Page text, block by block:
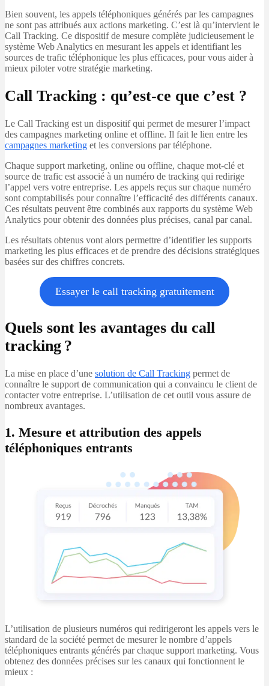
Bien souvent, les appels téléphoniques générés par les campagnes
ne sont pas attribués aux actions marketing. C’est là qu’intervient le
Call Tracking. Ce dispositif de mesure complète judicieusement le
système Web Analytics en mesurant les appels et identifiant les
sources de trafic téléphonique les plus efficaces, pour vous aider à
mieux piloter votre stratégie marketing.
Call Tracking : qu’est-ce que c’est ?
Le Call Tracking est un dispositif qui permet de mesurer l’impact
des campagnes marketing online et offline. Il fait le lien entre les
campagnes marketing et les conversions par téléphone.
Chaque support marketing, online ou offline, chaque mot-clé et
source de trafic est associé à un numéro de tracking qui redirige
l’appel vers votre entreprise. Les appels reçus sur chaque numéro
sont comptabilisés pour connaître l’efficacité des différents canaux.
Ces résultats peuvent être combinés aux rapports du système Web
Analytics pour obtenir des données plus précises, canal par canal.
Les résultats obtenus vont alors permettre d’identifier les supports
marketing les plus efficaces et de prendre des décisions stratégiques
basées sur des chiffres concrets.
Essayer le call tracking gratuitement
Quels sont les avantages du call
tracking ?
La mise en place d’une solution de Call Tracking permet de
connaître le support de communication qui a convaincu le client de
contacter votre entreprise. L’utilisation de cet outil vous assure de
nombreux avantages.
1. Mesure et attribution des appels
téléphoniques entrants
L’utilisation de plusieurs numéros qui redirigeront les appels vers le
standard de la société permet de mesurer le nombre d’appels
téléphoniques entrants générés par chaque support marketing. Vous
obtenez des données précises sur les canaux qui fonctionnent le
mieux :